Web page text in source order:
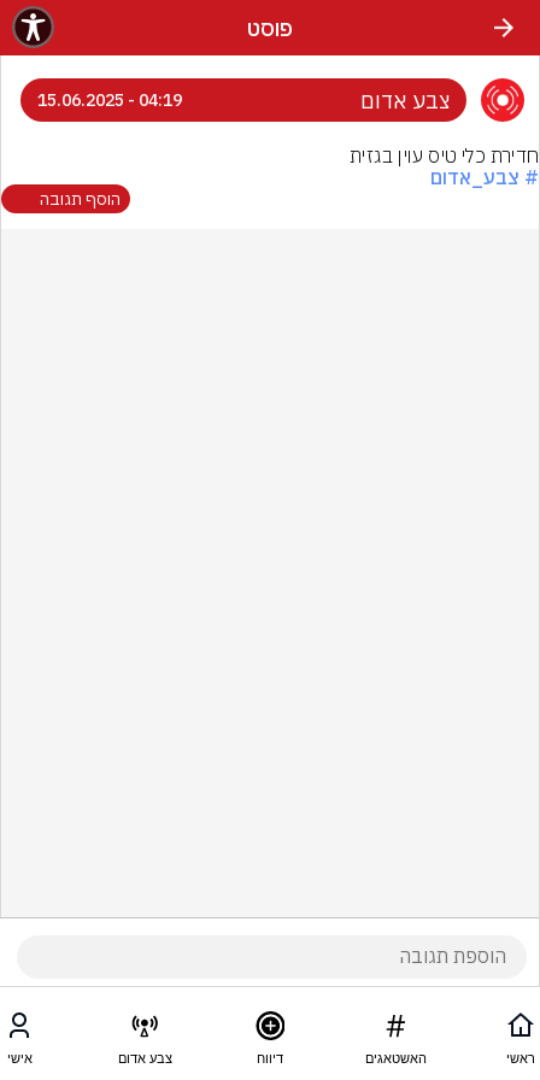
פוסט
צבע אדום 04:19 - 15.06.2025
חדירת כלי טיס עוין בגזית
# צבע_אדום
הוסף תגובה
ראשי האשטאגים דיווח צבע אדום אישי